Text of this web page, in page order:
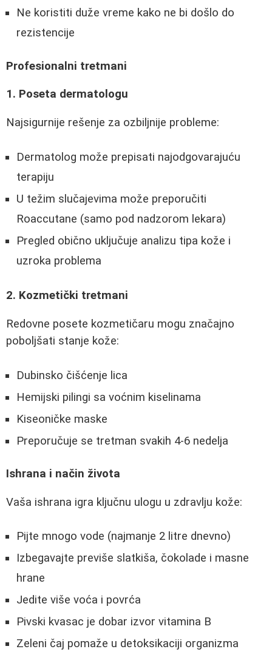
Ne koristiti duže vreme kako ne bi došlo do
rezistencije
Profesionalni tretmani
1. Poseta dermatologu
Najsigurnije rešenje za ozbiljnije probleme:
Dermatolog može prepisati najodgovarajuću
terapiju
U težim slučajevima može preporučiti
Roaccutane (samo pod nadzorom lekara)
Pregled obično uključuje analizu tipa kože i
uzroka problema
2. Kozmetički tretmani
Redovne posete kozmetičaru mogu značajno
poboljšati stanje kože:
Dubinsko čišćenje lica
Hemijski pilingi sa voćnim kiselinama
Kiseoničke maske
Preporučuje se tretman svakih 4-6 nedelja
Ishrana i način života
Vaša ishrana igra ključnu ulogu u zdravlju kože:
Pijte mnogo vode (najmanje 2 litre dnevno)
Izbegavajte previše slatkiša, čokolade i masne
hrane
Jedite više voća i povrća
Pivski kvasac je dobar izvor vitamina B
Zeleni čaj pomaže u detoksikaciji organizma